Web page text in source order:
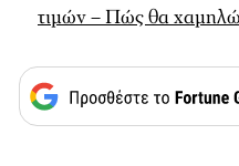
τιμών – Πώς θα